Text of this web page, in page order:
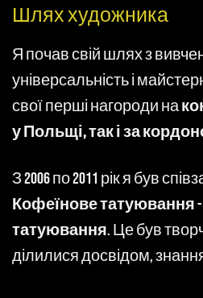
Шлях художника
Я почав свій шлях з
універсальність і
свої перші нагороди на
у Польщі, так і за
З 2006 по 2011 рік я був
Кофеїнове татуювання
татуювання. Це був
ділилися досвідом,